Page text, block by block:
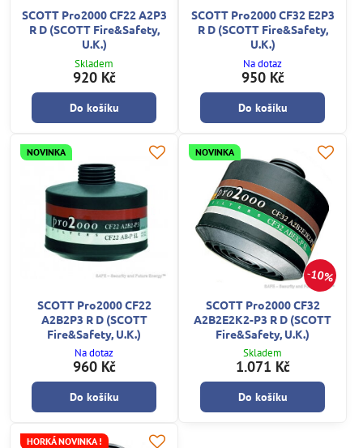
SCOTT Pro2000 CF22 A2P3
R D (SCOTT Fire&Safety,
U.K.)
Skladem
920 Kč
Do košíku
SCOTT Pro2000 CF32 E2P3
R D (SCOTT Fire&Safety,
U.K.)
Na dotaz
950 Kč
Do košíku
NOVINKA
SCOTT Pro2000 CF22
A2B2P3 R D (SCOTT
Fire&Safety, U.K.)
Na dotaz
960 Kč
Do košíku
10%
NOVINKA
SCOTT Pro2000 CF32
A2B2E2K2-P3 R D (SCOTT
Fire&Safety, U.K.)
Skladem
1.071 Kč
Do košíku
HORKÁ NOVINKA !